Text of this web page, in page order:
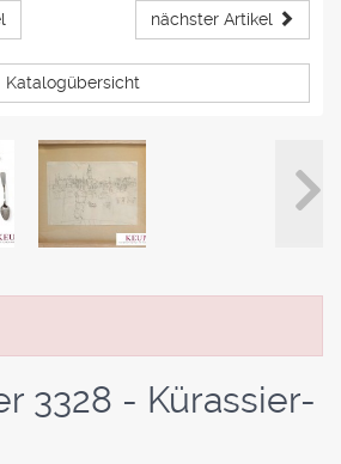
nächster Artikel
Katalogübersicht
3328 - Kürassier-